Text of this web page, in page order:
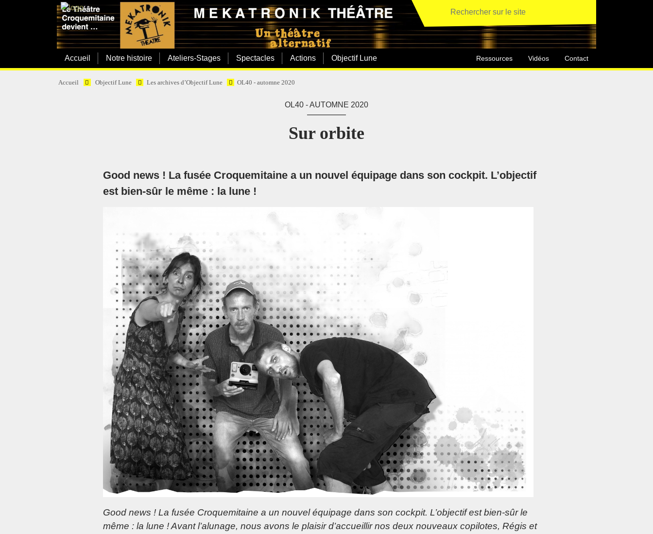
Accueil Notre histoire Ateliers-Stages Spectacles Actions Objectif Lune Ressources Vidéos Contact
Accueil Objectif Lune Les archives d’Objectif Lune OL40 - automne 2020
OL40 - AUTOMNE 2020
Sur orbite
Good news ! La fusée Croquemitaine a un nouvel équipage dans son cockpit. L’objectif
est bien-sûr le même : la lune !
Good news ! La fusée Croquemitaine a un nouvel équipage dans son cockpit. L’objectif est bien-sûr le
même : la lune ! Avant l’alunage, nous avons le plaisir d’accueillir nos deux nouveaux copilotes, Régis et